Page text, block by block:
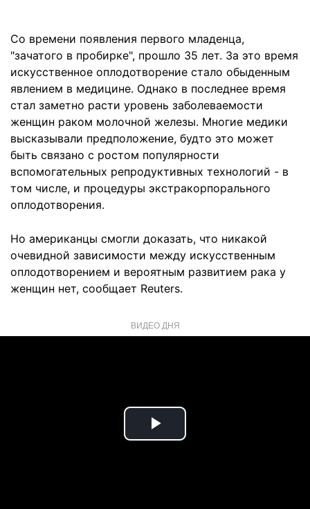
Со времени появления первого младенца,
"зачатого в пробирке", прошло 35 лет. За это время
искусственное оплодотворение стало обыденным
явлением в медицине. Однако в последнее время
стал заметно расти уровень заболеваемости
женщин раком молочной железы. Многие медики
высказывали предположение, будто это может
быть связано с ростом популярности
вспомогательных репродуктивных технологий - в
том числе, и процедуры экстракорпорального
оплодотворения.
Но американцы смогли доказать, что никакой
очевидной зависимости между искусственным
оплодотворением и вероятным развитием рака у
женщин нет, сообщает Reuters.
ВИДЕО ДНЯ
Play